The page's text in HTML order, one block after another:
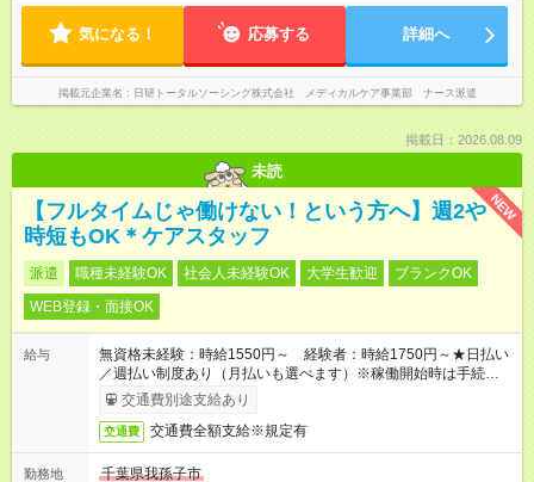
気になる！ 応募する 詳細へ
掲載元企業名 日研トータルソーシング株式会社 メディカルケア事業部 ナース派遣
掲載日：2026.08.09
未読
NEW
【フルタイムじゃ働けない！という方へ】週2や
時短もOK＊ケアスタッフ
派遣 職種未経験OK 社会人未経験OK 大学生歓迎
ブランクOK
WEB登録・面接OK
給与
無資格未経験：時給1550円～ 経験者：時給1750円～★日払い
／週払い制度あり（月払いも選べます）※稼働開始時は手続き完
了次第のお支払いとなります。
交通費別途支給あり
交通費 交通費全額支給※規定有
勤務地 千葉県我孫子市